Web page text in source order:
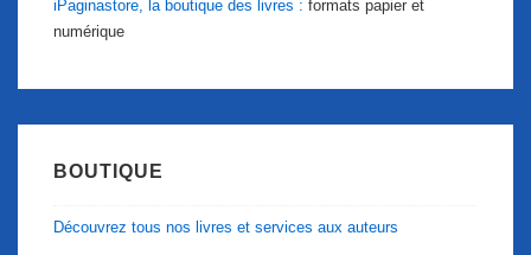
iPaginastore, la boutique des livres : formats papier et
numérique
BOUTIQUE
Découvrez tous nos livres et services aux auteurs